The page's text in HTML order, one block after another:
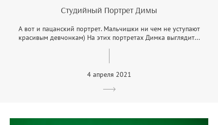
Студийный Портрет Димы
А вот и пацанский портрет. Мальчишки ни чем не уступают
красивым девчонкам) На этих портретах Димка выглядит...
4 апреля 2021